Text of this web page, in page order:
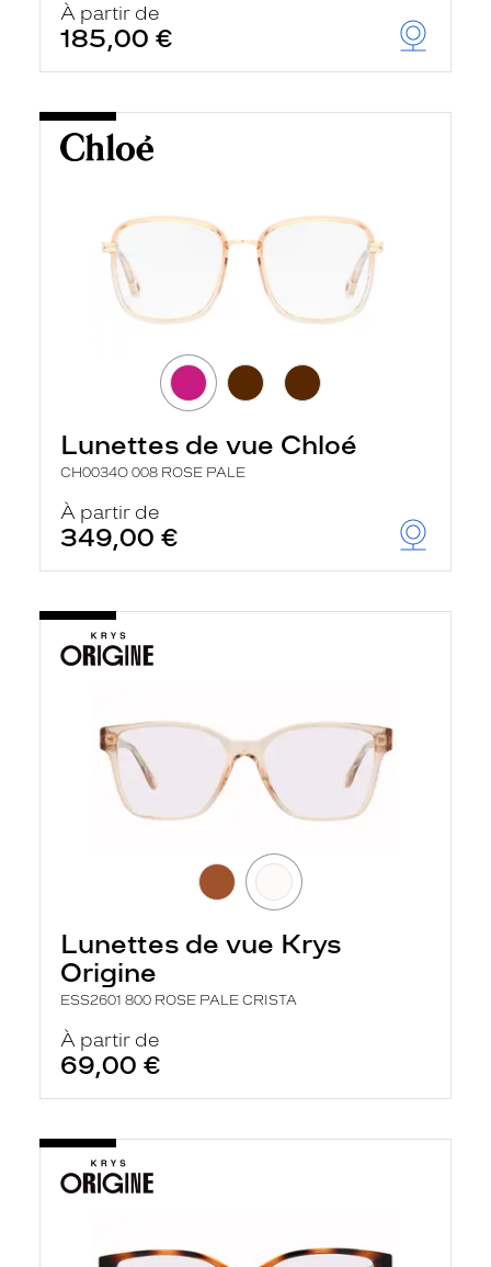
À partir de
185,00 €
Lunettes de vue Chloé
CH0034O 008 ROSE PALE
À partir de
349,00 €
Lunettes de vue Krys
Origine
ESS2601 800 ROSE PALE CRISTA
À partir de
69,00 €